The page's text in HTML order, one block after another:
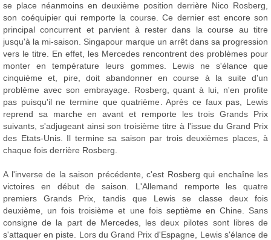
se place néanmoins en deuxième position derrière Nico Rosberg,
son coéquipier qui remporte la course. Ce dernier est encore son
principal concurrent et parvient à rester dans la course au titre
jusqu'à la mi-saison. Singapour marque un arrêt dans sa progression
vers le titre. En effet, les Mercedes rencontrent des problèmes pour
monter en température leurs gommes. Lewis ne s'élance que
cinquième et, pire, doit abandonner en course à la suite d'un
problème avec son embrayage. Rosberg, quant à lui, n'en profite
pas puisqu'il ne termine que quatrième. Après ce faux pas, Lewis
reprend sa marche en avant et remporte les trois Grands Prix
suivants, s'adjugeant ainsi son troisième titre à l'issue du Grand Prix
des Etats-Unis. Il termine sa saison par trois deuxièmes places, à
chaque fois derrière Rosberg.
A l'inverse de la saison précédente, c'est Rosberg qui enchaîne les
victoires en début de saison. L'Allemand remporte les quatre
premiers Grands Prix, tandis que Lewis se classe deux fois
deuxième, un fois troisième et une fois septième en Chine. Sans
consigne de la part de Mercedes, les deux pilotes sont libres de
s'attaquer en piste. Lors du Grand Prix d'Espagne, Lewis s'élance de